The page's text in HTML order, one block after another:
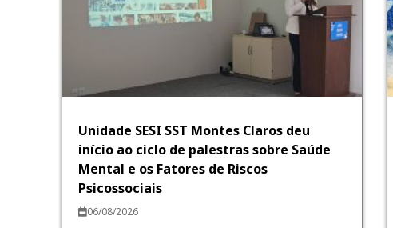
Unidade SESI SST Montes Claros deu
início ao ciclo de palestras sobre Saúde
Mental e os Fatores de Riscos
Psicossociais
06/08/2026